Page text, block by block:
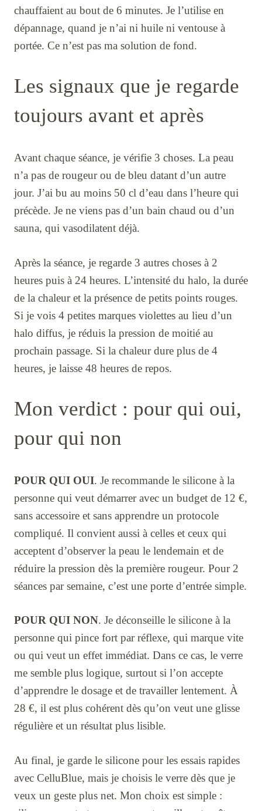
chauffaient au bout de 6 minutes. Je l’utilise en
dépannage, quand je n’ai ni huile ni ventouse à
portée. Ce n’est pas ma solution de fond.
Les signaux que je regarde
toujours avant et après
Avant chaque séance, je vérifie 3 choses. La peau
n’a pas de rougeur ou de bleu datant d’un autre
jour. J’ai bu au moins 50 cl d’eau dans l’heure qui
précède. Je ne viens pas d’un bain chaud ou d’un
sauna, qui vasodilatent déjà.
Après la séance, je regarde 3 autres choses à 2
heures puis à 24 heures. L’intensité du halo, la durée
de la chaleur et la présence de petits points rouges.
Si je vois 4 petites marques violettes au lieu d’un
halo diffus, je réduis la pression de moitié au
prochain passage. Si la chaleur dure plus de 4
heures, je laisse 48 heures de repos.
Mon verdict : pour qui oui,
pour qui non
POUR QUI OUI. Je recommande le silicone à la
personne qui veut démarrer avec un budget de 12 €,
sans accessoire et sans apprendre un protocole
compliqué. Il convient aussi à celles et ceux qui
acceptent d’observer la peau le lendemain et de
réduire la pression dès la première rougeur. Pour 2
séances par semaine, c’est une porte d’entrée simple.
POUR QUI NON. Je déconseille le silicone à la
personne qui pince fort par réflexe, qui marque vite
ou qui veut un effet immédiat. Dans ce cas, le verre
me semble plus logique, surtout si l’on accepte
d’apprendre le dosage et de travailler lentement. À
28 €, il est plus cohérent dès qu’on veut une glisse
régulière et un résultat plus lisible.
Au final, je garde le silicone pour les essais rapides
avec CelluBlue, mais je choisis le verre dès que je
veux un geste plus net. Mon choix est simple :